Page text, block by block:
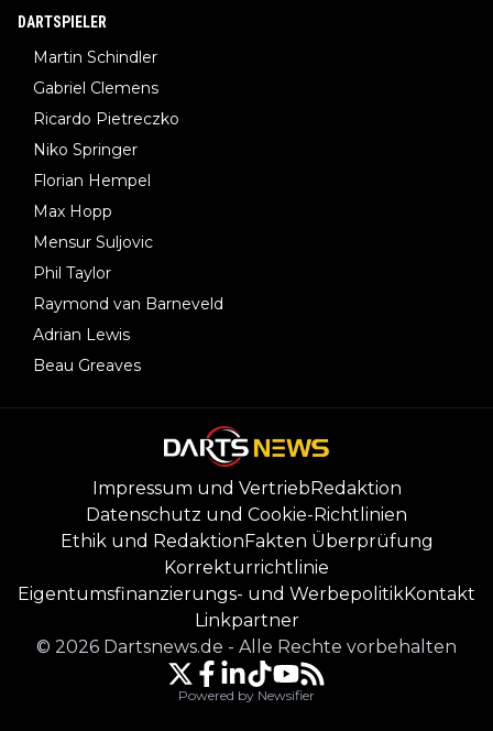
DARTSPIELER
Martin Schindler
Gabriel Clemens
Ricardo Pietreczko
Niko Springer
Florian Hempel
Max Hopp
Mensur Suljovic
Phil Taylor
Raymond van Barneveld
Adrian Lewis
Beau Greaves
Impressum und Vertrieb Redaktion
Datenschutz und Cookie-Richtlinien
Ethik und Redaktion Fakten Überprüfung
Korrekturrichtlinie
Eigentumsfinanzierungs- und WerbepolitikKontakt
Linkpartner
© 2026 Dartsnews.de - Alle Rechte vorbehalten
Powered by Newsifier